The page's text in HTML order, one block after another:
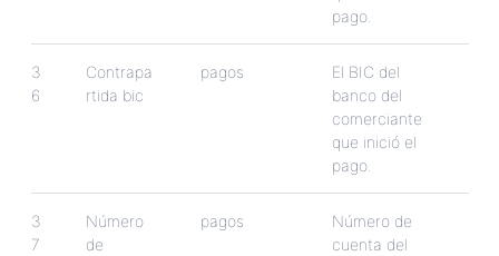
pago.
3
6
Contrapa
rtida bic
pagos El BIC del
banco del
comerciante
que inició el
pago.
3
7
Número
de
pagos Número de
cuenta del